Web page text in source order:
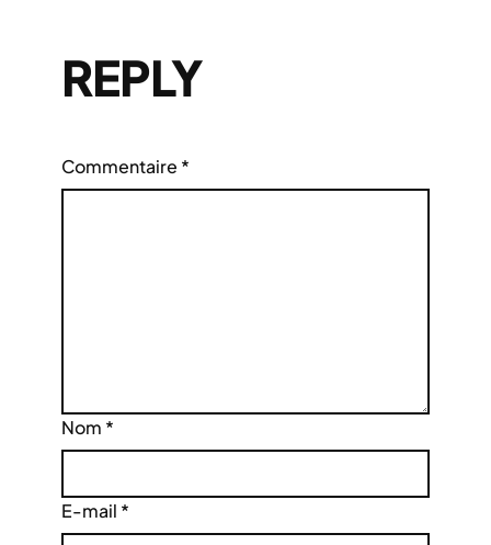
REPLY
Commentaire *
Nom *
E-mail *